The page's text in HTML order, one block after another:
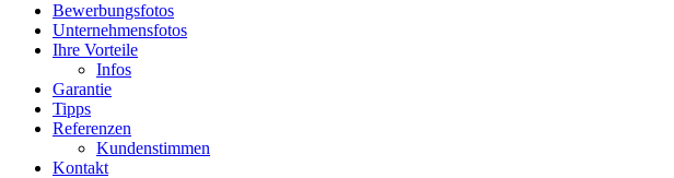
Bewerbungsfotos
Unternehmensfotos
Ihre Vorteile
Infos
Garantie
Tipps
Referenzen
Kundenstimmen
Kontakt